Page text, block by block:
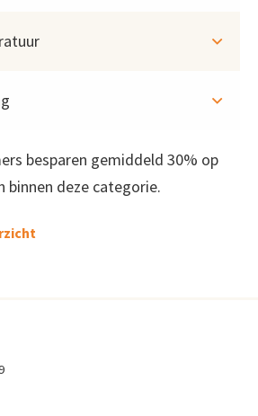
besparen gemiddeld 30% op
binnen deze categorie.